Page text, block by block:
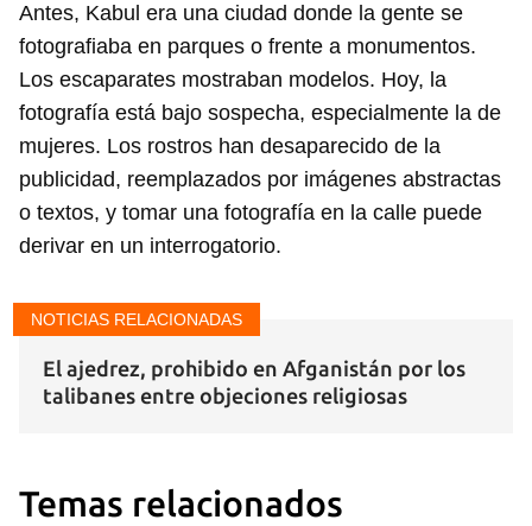
Antes, Kabul era una ciudad donde la gente se
fotografiaba en parques o frente a monumentos.
Los escaparates mostraban modelos. Hoy, la
fotografía está bajo sospecha, especialmente la de
mujeres. Los rostros han desaparecido de la
publicidad, reemplazados por imágenes abstractas
o textos, y tomar una fotografía en la calle puede
derivar en un interrogatorio.
NOTICIAS RELACIONADAS
El ajedrez, prohibido en Afganistán por los
talibanes entre objeciones religiosas
Temas relacionados